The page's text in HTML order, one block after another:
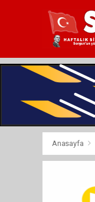
Anasayfa